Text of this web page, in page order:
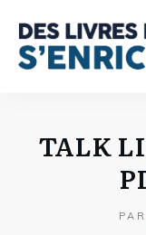
TALK
PAR